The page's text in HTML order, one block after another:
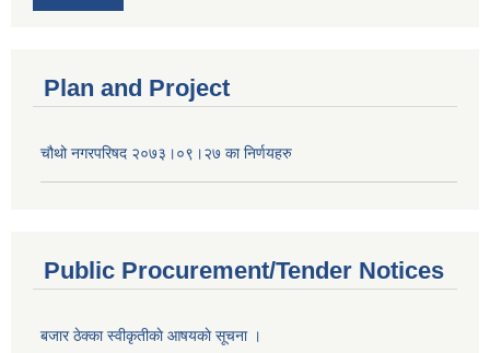
Plan and Project
चौथो नगरपरिषद २०७३।०९।२७ का निर्णयहरु
Public Procurement/Tender Notices
बजार ठेक्का स्वीकृतीकाे आषयकाे सूचना ।